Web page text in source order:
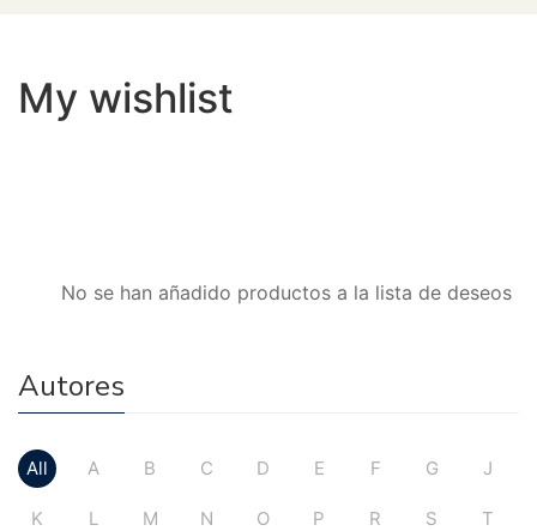
My wishlist
No se han añadido productos a la lista de deseos
Autores
All A B C D E F G J
K L M N O P R S T